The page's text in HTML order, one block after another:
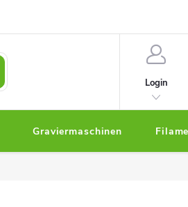
Login
Graviermaschinen